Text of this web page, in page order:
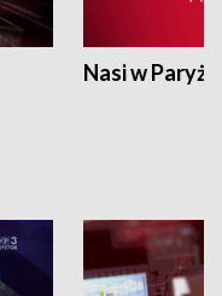
Nasi w Paryżu